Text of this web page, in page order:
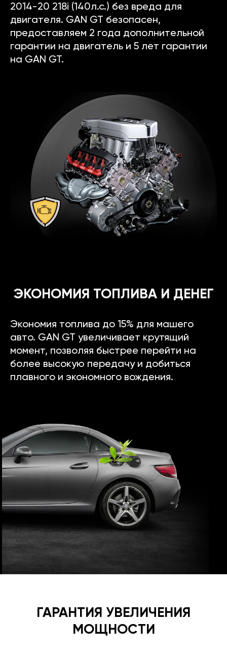
2014-20 218i (140л.с.) без вреда для
двигателя. GAN GT безопасен,
предоставляем 2 года дополнительной
гарантии на двигатель и 5 лет гарантии
на GAN GT.
ЭКОНОМИЯ ТОПЛИВА И ДЕНЕГ
Экономия топлива до 15% для машего
авто. GAN GT увеличивает крутящий
момент, позволяя быстрее перейти на
более высокую передачу и добиться
плавного и экономного вождения.
ГАРАНТИЯ УВЕЛИЧЕНИЯ
МОЩНОСТИ